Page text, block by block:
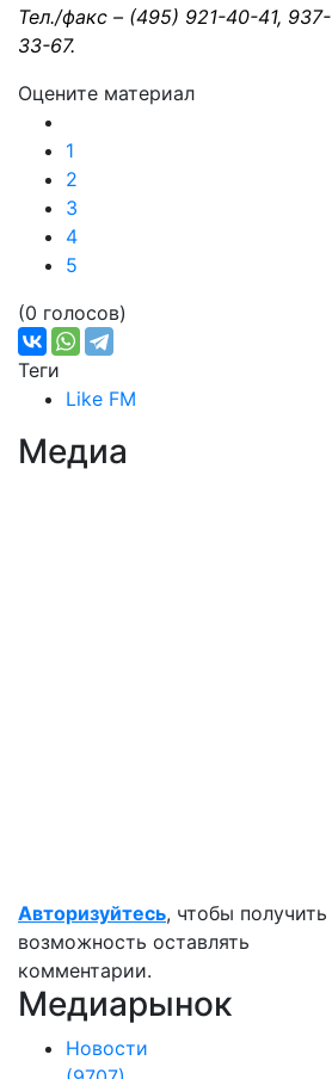
Тел./факс – (495) 921-40-41, 937-
33-67.
Оцените материал
1
2
3
4
5
(0 голосов)
Теги
Like FM
Медиа
Авторизуйтесь, чтобы получить
возможность оставлять
комментарии.
Медиарынок
Новости